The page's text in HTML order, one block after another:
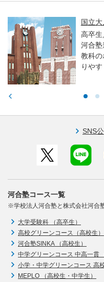
国立
高卒生
河合
教科
りやす
SNS
河合塾コース一覧
※学校法人河合塾と株式会社河合
大学受験科 （高卒生）
高校グリーンコース（高校生）
河合塾SINKA （高校生）
中学グリーンコース 中高一貫
小学・中学グリーンコース 高
MEPLO （高校生・中学生）